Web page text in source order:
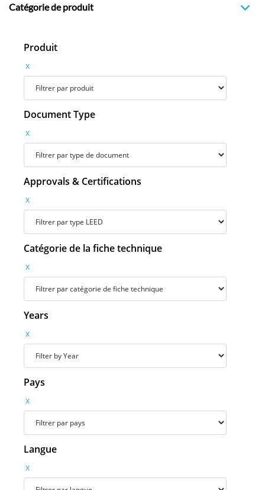
Catégorie de produit
Produit
x
Document Type
x
Approvals & Certifications
x
Catégorie de la fiche technique
x
Years
x
Pays
x
Langue
x